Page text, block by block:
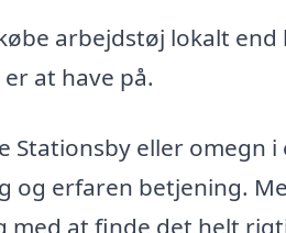
arbejdstøj lokalt
at have på.
Stationsby eller omegn
og erfaren betjening.
med at finde det helt